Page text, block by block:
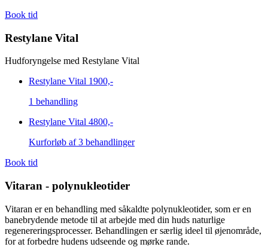
Book tid
Restylane Vital
Hudforyngelse med Restylane Vital
Restylane Vital 1900,-
1 behandling
Restylane Vital 4800,-
Kurforløb af 3 behandlinger
Book tid
Vitaran - polynukleotider
Vitaran er en behandling med såkaldte polynukleotider, som er en
banebrydende metode til at arbejde med din huds naturlige
regenereringsprocesser. Behandlingen er særlig ideel til øjenområde,
for at forbedre hudens udseende og mørke rande.